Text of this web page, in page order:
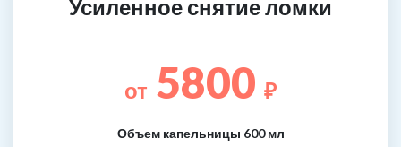
Усиленное снятие ломки
от 5800 ₽
Объем капельницы 600 мл